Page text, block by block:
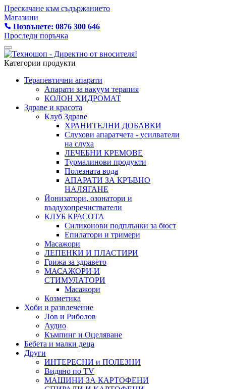
Прескачане към съдържанието
Магазини
Позвънете: 0876 300 646
Проследи поръчка
Категории продукти
Терапевтични апарати
Апарати за вакуум терапия
КОЛОН ХИДРОМАТ
Здраве и красота
Клуб Здраве
ХРАНИТЕЛНИ ДОБАВКИ
Слухови апаратчета - усилватели
на слуха
ЛЕЧЕБНИ КРЕМОВЕ
Турмалинови продукти
Полезната вода
АПАРАТИ ЗА КРЪВНО
НАЛЯГАНЕ
Йонизатори, озонатори и
въздухопречистватели
КЛУБ КРАСОТА
Силиконови подплънки за бюст
Епилатори и тримери
Масажори
ЛЕПЕНКИ И ПЛАСТИРИ
Грижа за здравето
МАСАЖОРИ И
СТИМУЛАТОРИ
Масажори
Козметика
Хоби и развлечение
Лов и Риболов
Аудио
Къмпинг и Оцеляване
Бебета и малки деца
Други
ИНТЕРЕСНИ и ПОЛЕЗНИ
Видяно по TV
МАШИНИ ЗА КАРТОФЕНИ